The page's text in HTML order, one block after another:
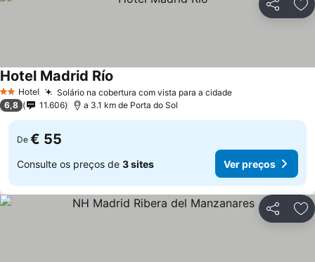
Partilhar
2 Estrelas
Hotel Solário na cobertura com vista para a cidadeVer preços
Hotel Madrid Río
6,8 11.606 a 3.1 km de Porta do Sol
De € 55
Consulte os preços de 3 sites Ver preços
Partilhar